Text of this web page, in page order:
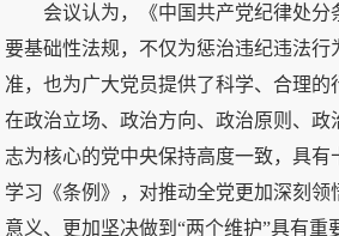
会议认为，《中国共产党纪律处分
要基础性法规，不仅为惩治违纪违法行
准，也为广大党员提供了科学、合理的
在政治立场、政治方向、政治原则、政
志为核心的党中央保持高度一致，具有
学习《条例》，对推动全党更加深刻领
意义、更加坚决做到“两个维护”具有重